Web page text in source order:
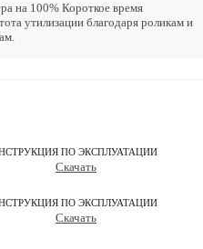
на 100% Короткое время
утилизации благодаря роликам и
ПО ЭКСПЛУАТАЦИИ
Скачать
ПО ЭКСПЛУАТАЦИИ
Скачать